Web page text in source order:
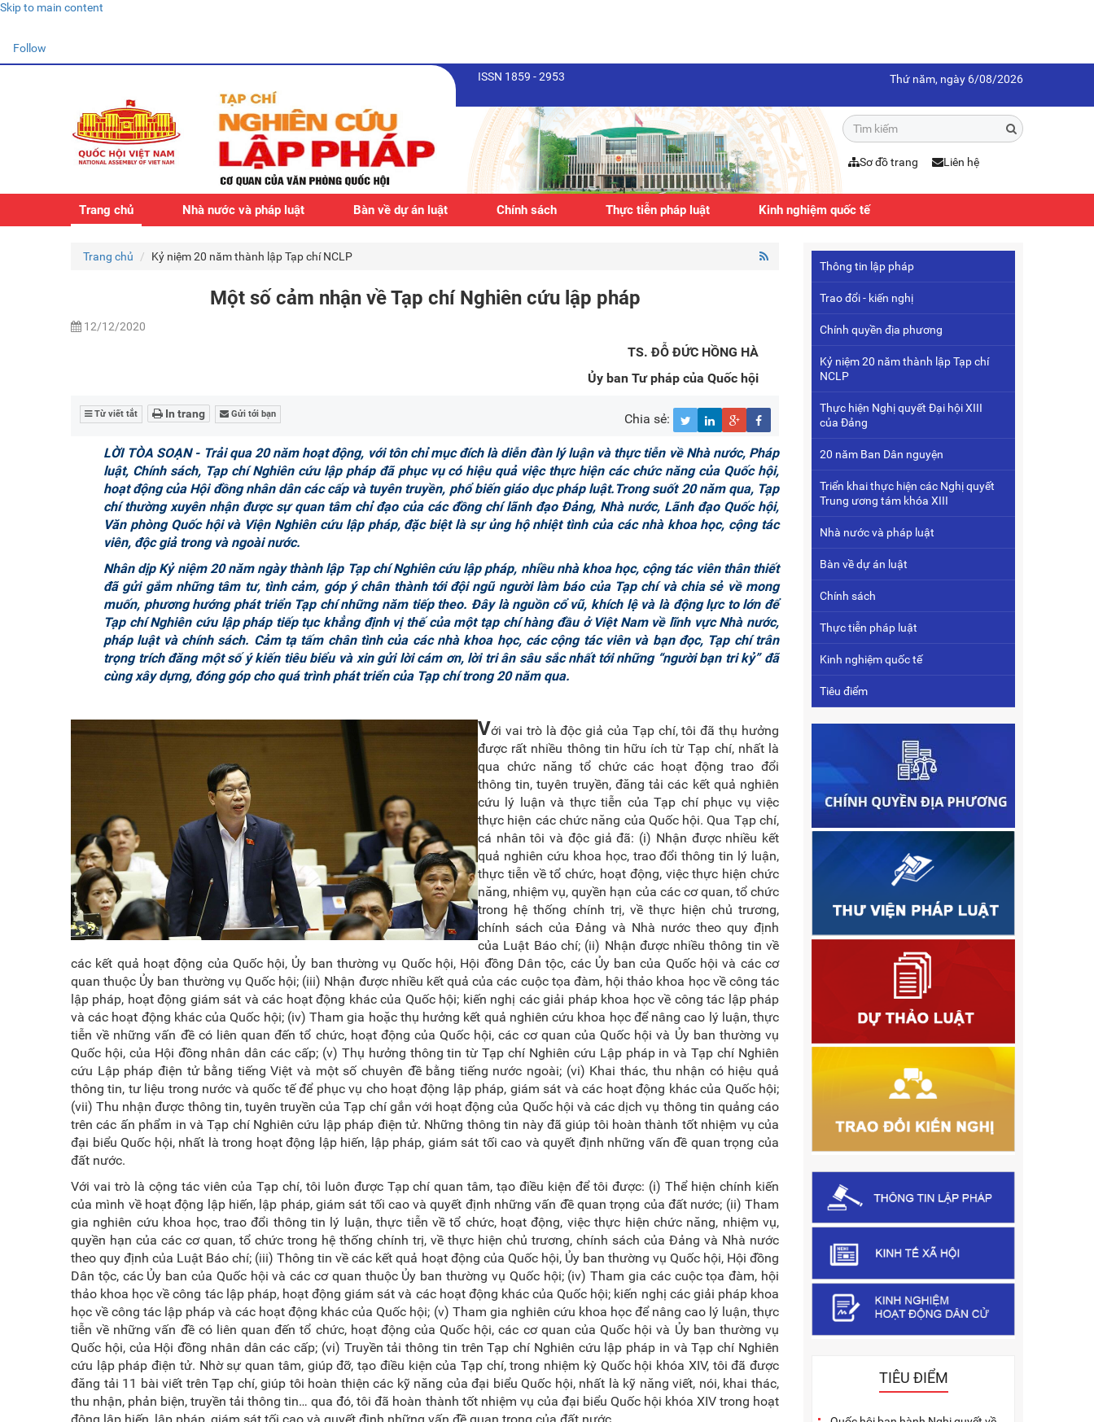
Skip to main content
Follow
ISSN 1859 - 2953 Thứ năm, ngày 6/08/2026
Sơ đồ trang Liên hệ
Trang chủ Nhà nước và pháp luật Bàn về dự án luật Chính sách Thực tiễn pháp luật Kinh nghiệm quốc tế
Trang chủ Kỷ niệm 20 năm thành lập Tạp chí NCLP
Một số cảm nhận về Tạp chí Nghiên cứu lập pháp
12/12/2020
TS. ĐỖ ĐỨC HỒNG HÀ
Ủy ban Tư pháp của Quốc hội
Từ viết tắt In trang Gửi tới bạn Chia sẻ:
LỜI TÒA SOẠN - Trải qua 20 năm hoạt động, với tôn chỉ mục đích là diễn đàn lý luận và thực tiễn về Nhà nước, Pháp
luật, Chính sách, Tạp chí Nghiên cứu lập pháp đã phục vụ có hiệu quả việc thực hiện các chức năng của Quốc hội,
hoạt động của Hội đồng nhân dân các cấp và tuyên truyền, phổ biến giáo dục pháp luật.Trong suốt 20 năm qua, Tạp
chí thường xuyên nhận được sự quan tâm chỉ đạo của các đồng chí lãnh đạo Đảng, Nhà nước, Lãnh đạo Quốc hội,
Văn phòng Quốc hội và Viện Nghiên cứu lập pháp, đặc biệt là sự ủng hộ nhiệt tình của các nhà khoa học, cộng tác
viên, độc giả trong và ngoài nước.
Nhân dịp Kỷ niệm 20 năm ngày thành lập Tạp chí Nghiên cứu lập pháp, nhiều nhà khoa học, cộng tác viên thân thiết
đã gửi gắm những tâm tư, tình cảm, góp ý chân thành tới đội ngũ người làm báo của Tạp chí và chia sẻ về mong
muốn, phương hướng phát triển Tạp chí những năm tiếp theo. Đây là nguồn cổ vũ, khích lệ và là động lực to lớn để
Tạp chí Nghiên cứu lập pháp tiếp tục khẳng định vị thế của một tạp chí hàng đầu ở Việt Nam về lĩnh vực Nhà nước,
pháp luật và chính sách. Cảm tạ tấm chân tình của các nhà khoa học, các cộng tác viên và bạn đọc, Tạp chí trân
trọng trích đăng một số ý kiến tiêu biểu và xin gửi lời cám ơn, lời tri ân sâu sắc nhất tới những “người bạn tri kỷ” đã
cùng xây dựng, đóng góp cho quá trình phát triển của Tạp chí trong 20 năm qua.
Với vai trò là độc giả của Tạp chí, tôi đã thụ hưởng
được rất nhiều thông tin hữu ích từ Tạp chí, nhất là
qua chức năng tổ chức các hoạt động trao đổi
thông tin, tuyên truyền, đăng tải các kết quả nghiên
cứu lý luận và thực tiễn của Tạp chí phục vụ việc
thực hiện các chức năng của Quốc hội. Qua Tạp chí,
cá nhân tôi và độc giả đã: (i) Nhận được nhiều kết
quả nghiên cứu khoa học, trao đổi thông tin lý luận,
thực tiễn về tổ chức, hoạt động, việc thực hiện chức
năng, nhiệm vụ, quyền hạn của các cơ quan, tổ chức
trong hệ thống chính trị, về thực hiện chủ trương,
chính sách của Đảng và Nhà nước theo quy định
của Luật Báo chí; (ii) Nhận được nhiều thông tin về
các kết quả hoạt động của Quốc hội, Ủy ban thường vụ Quốc hội, Hội đồng Dân tộc, các Ủy ban của Quốc hội và các cơ
quan thuộc Ủy ban thường vụ Quốc hội; (iii) Nhận được nhiều kết quả của các cuộc tọa đàm, hội thảo khoa học về công tác
lập pháp, hoạt động giám sát và các hoạt động khác của Quốc hội; kiến nghị các giải pháp khoa học về công tác lập pháp
và các hoạt động khác của Quốc hội; (iv) Tham gia hoặc thụ hưởng kết quả nghiên cứu khoa học để nâng cao lý luận, thực
tiễn về những vấn đề có liên quan đến tổ chức, hoạt động của Quốc hội, các cơ quan của Quốc hội và Ủy ban thường vụ
Quốc hội, của Hội đồng nhân dân các cấp; (v) Thụ hưởng thông tin từ Tạp chí Nghiên cứu Lập pháp in và Tạp chí Nghiên
cứu Lập pháp điện tử bằng tiếng Việt và một số chuyên đề bằng tiếng nước ngoài; (vi) Khai thác, thu nhận có hiệu quả
thông tin, tư liệu trong nước và quốc tế để phục vụ cho hoạt động lập pháp, giám sát và các hoạt động khác của Quốc hội;
(vii) Thu nhận được thông tin, tuyên truyền của Tạp chí gắn với hoạt động của Quốc hội và các dịch vụ thông tin quảng cáo
trên các ấn phẩm in và Tạp chí Nghiên cứu lập pháp điện tử. Những thông tin này đã giúp tôi hoàn thành tốt nhiệm vụ của
đại biểu Quốc hội, nhất là trong hoạt động lập hiến, lập pháp, giám sát tối cao và quyết định những vấn đề quan trọng của
đất nước.
Với vai trò là cộng tác viên của Tạp chí, tôi luôn được Tạp chí quan tâm, tạo điều kiện để tôi được: (i) Thể hiện chính kiến
của mình về hoạt động lập hiến, lập pháp, giám sát tối cao và quyết định những vấn đề quan trọng của đất nước; (ii) Tham
gia nghiên cứu khoa học, trao đổi thông tin lý luận, thực tiễn về tổ chức, hoạt động, việc thực hiện chức năng, nhiệm vụ,
quyền hạn của các cơ quan, tổ chức trong hệ thống chính trị, về thực hiện chủ trương, chính sách của Đảng và Nhà nước
theo quy định của Luật Báo chí; (iii) Thông tin về các kết quả hoạt động của Quốc hội, Ủy ban thường vụ Quốc hội, Hội đồng
Dân tộc, các Ủy ban của Quốc hội và các cơ quan thuộc Ủy ban thường vụ Quốc hội; (iv) Tham gia các cuộc tọa đàm, hội
thảo khoa học về công tác lập pháp, hoạt động giám sát và các hoạt động khác của Quốc hội; kiến nghị các giải pháp khoa
học về công tác lập pháp và các hoạt động khác của Quốc hội; (v) Tham gia nghiên cứu khoa học để nâng cao lý luận, thực
tiễn về những vấn đề có liên quan đến tổ chức, hoạt động của Quốc hội, các cơ quan của Quốc hội và Ủy ban thường vụ
Quốc hội, của Hội đồng nhân dân các cấp; (vi) Truyền tải thông tin trên Tạp chí Nghiên cứu lập pháp in và Tạp chí Nghiên
cứu lập pháp điện tử. Nhờ sự quan tâm, giúp đỡ, tạo điều kiện của Tạp chí, trong nhiệm kỳ Quốc hội khóa XIV, tôi đã được
đăng tải 11 bài viết trên Tạp chí, giúp tôi hoàn thiện các kỹ năng của đại biểu Quốc hội, nhất là kỹ năng viết, nói, khai thác,
thu nhận, phản biện, truyền tải thông tin… qua đó, tôi đã hoàn thành tốt nhiệm vụ của đại biểu Quốc hội khóa XIV trong hoạt
Thông tin lập pháp
Trao đổi - kiến nghị
Chính quyền địa phương
Kỷ niệm 20 năm thành lập Tạp chí
NCLP
Thực hiện Nghị quyết Đại hội XIII
của Đảng
20 năm Ban Dân nguyện
Triển khai thực hiện các Nghị quyết
Trung ương tám khóa XIII
Nhà nước và pháp luật
Bàn về dự án luật
Chính sách
Thực tiễn pháp luật
Kinh nghiệm quốc tế
Tiêu điểm
TIÊU ĐIỂM